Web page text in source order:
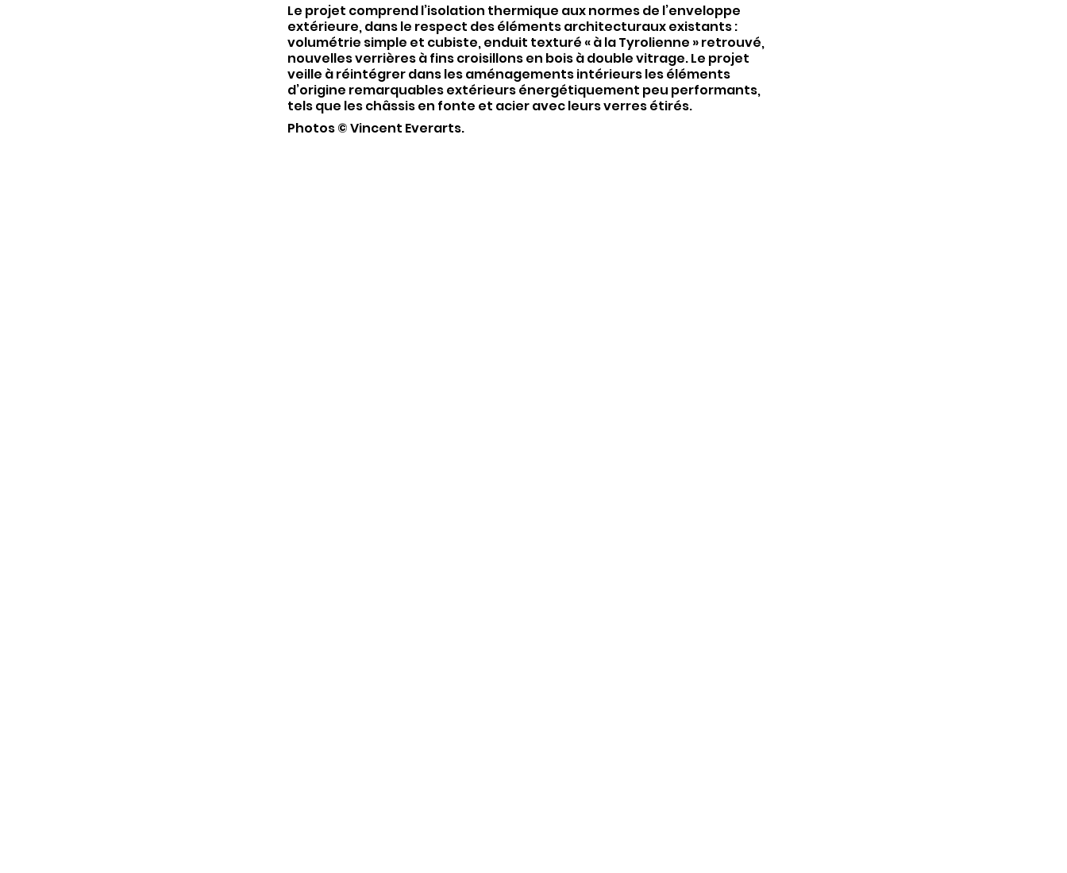
Le projet comprend l’isolation thermique aux normes de l’enveloppe
extérieure, dans le respect des éléments architecturaux existants :
volumétrie simple et cubiste, enduit texturé « à la Tyrolienne » retrouvé,
nouvelles verrières à fins croisillons en bois à double vitrage. Le projet
veille à réintégrer dans les aménagements intérieurs les éléments
d’origine remarquables extérieurs énergétiquement peu performants,
tels que les châssis en fonte et acier avec leurs verres étirés.
Photos © Vincent Everarts.